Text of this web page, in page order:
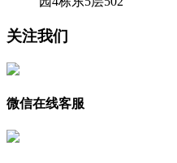
关注我们
微信在线客服